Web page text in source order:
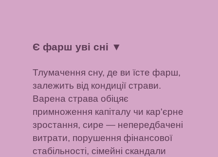
Є фарш уві сні ▼
Тлумачення сну, де ви їсте фарш,
залежить від кондиції страви.
Варена страва обіцяє
примноження капіталу чи кар'єрне
зростання, сире — непередбачені
витрати, порушення фінансової
стабільності, сімейні скандали